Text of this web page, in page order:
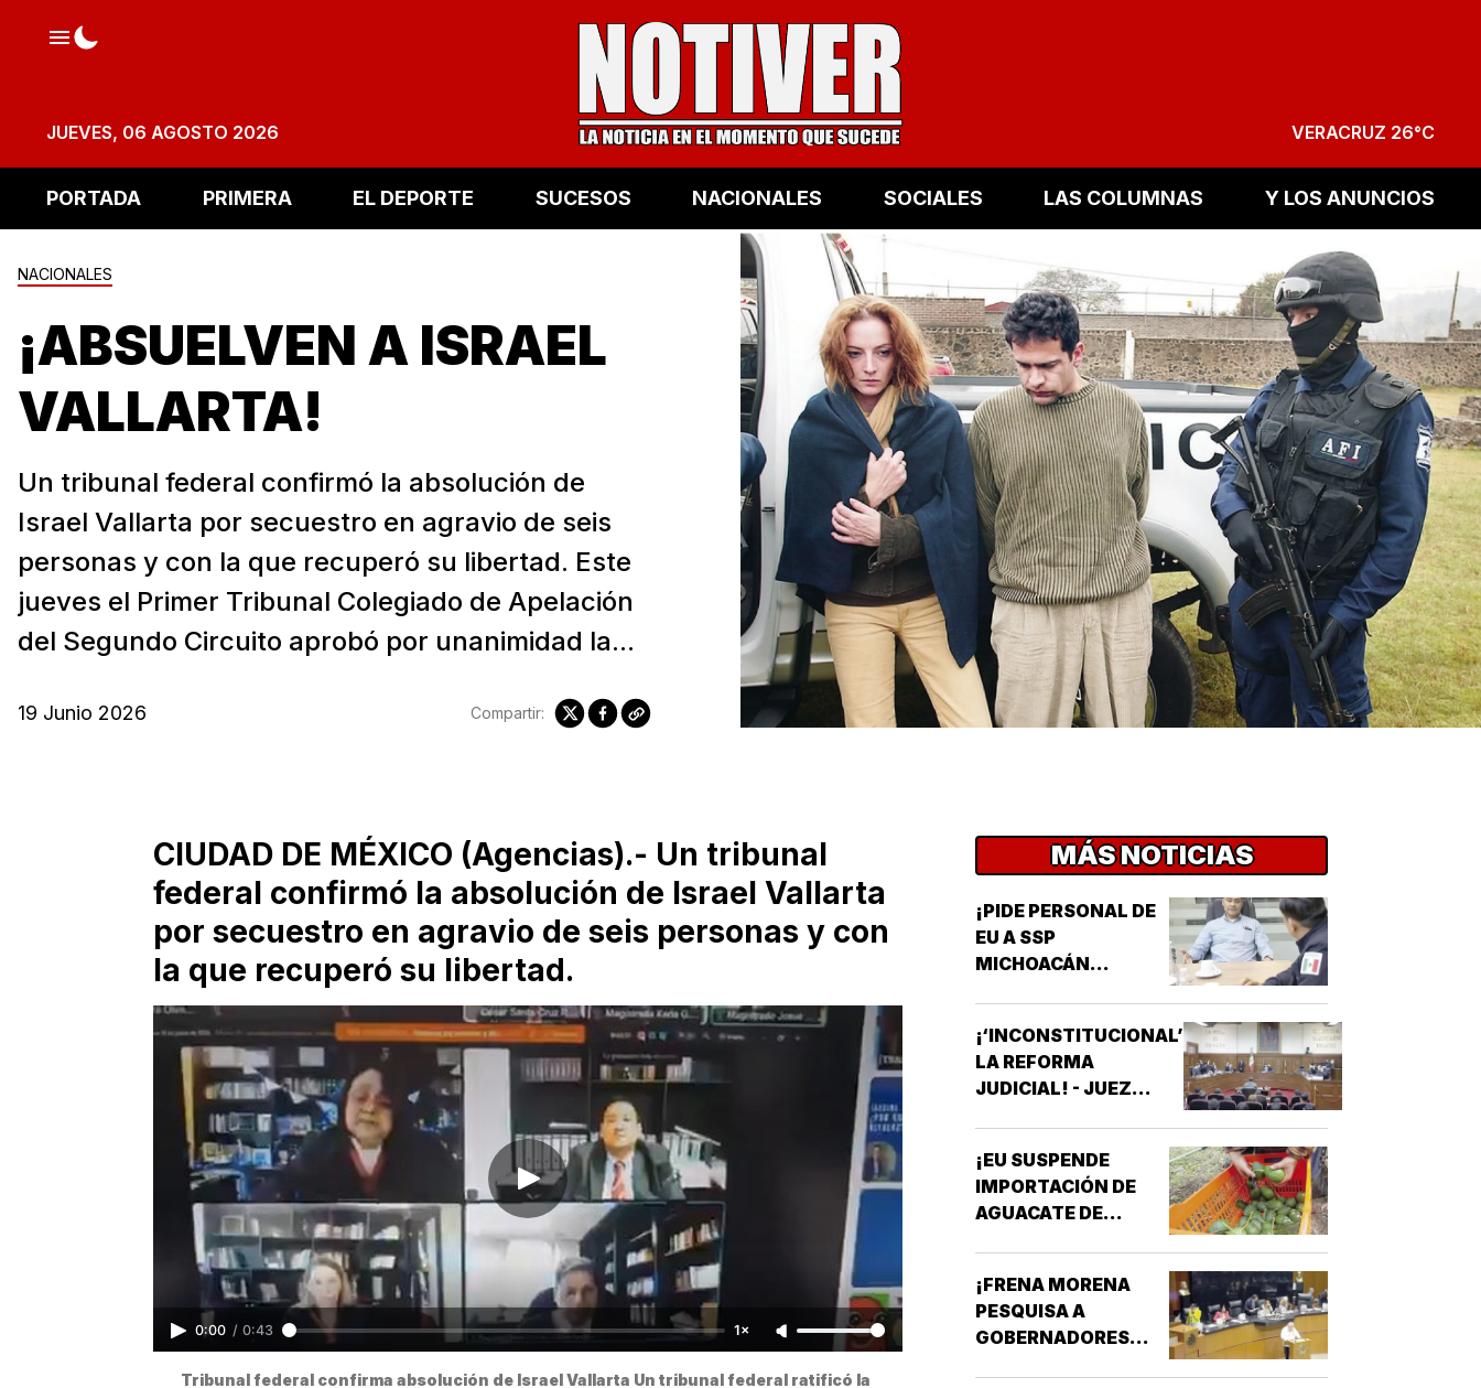
JUEVES, 06 AGOSTO 2026 VERACRUZ 26°C
PORTADA PRIMERA EL DEPORTE SUCESOS NACIONALES SOCIALES LAS COLUMNAS Y LOS ANUNCIOS
NACIONALES
¡ABSUELVEN A ISRAEL
VALLARTA!
Un tribunal federal confirmó la absolución de
Israel Vallarta por secuestro en agravio de seis
personas y con la que recuperó su libertad. Este
jueves el Primer Tribunal Colegiado de Apelación
del Segundo Circuito aprobó por unanimidad la...
19 Junio 2026 Compartir:
CIUDAD DE MÉXICO (Agencias).- Un tribunal
federal confirmó la absolución de Israel Vallarta
por secuestro en agravio de seis personas y con
la que recuperó su libertad.
0:00 / 0:43 1×
Tribunal federal confirma absolución de Israel Vallarta Un tribunal federal ratificó la
MÁS NOTICIAS
¡PIDE PERSONAL DE
EU A SSP
MICHOACÁN
¡‘INCONSTITUCIONAL’
LA REFORMA
JUDICIAL! - JUEZ
¡EU SUSPENDE
IMPORTACIÓN DE
AGUACATE DE
¡FRENA MORENA
PESQUISA A
GOBERNADORES